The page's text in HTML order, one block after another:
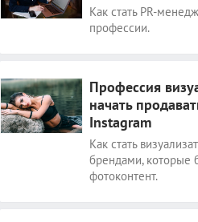
Как стать PR-
профессии.
Профессия
начать
Instagram
Как стать
брендами, которые
фотоконтент.